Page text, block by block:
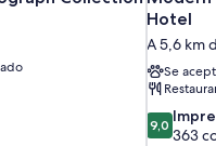
Hotel
A 5,6 km
Se
9.0
sobre
9,0
363